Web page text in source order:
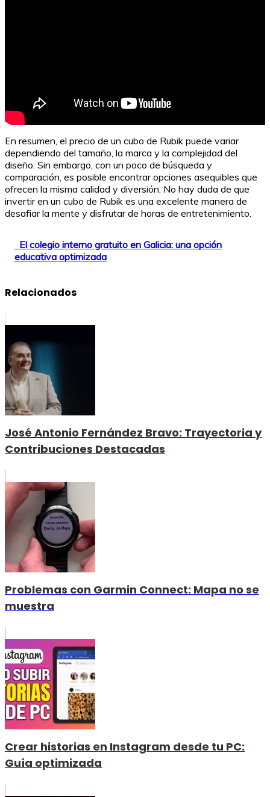
En resumen, el precio de un cubo de Rubik puede variar
dependiendo del tamaño, la marca y la complejidad del
diseño. Sin embargo, con un poco de búsqueda y
comparación, es posible encontrar opciones asequibles que
ofrecen la misma calidad y diversión. No hay duda de que
invertir en un cubo de Rubik es una excelente manera de
desafiar la mente y disfrutar de horas de entretenimiento.
El colegio interno gratuito en Galicia: una opción
educativa optimizada
Relacionados
José Antonio Fernández Bravo: Trayectoria y
Contribuciones Destacadas
Problemas con Garmin Connect: Mapa no se
muestra
Crear historias en Instagram desde tu PC:
Guía optimizada